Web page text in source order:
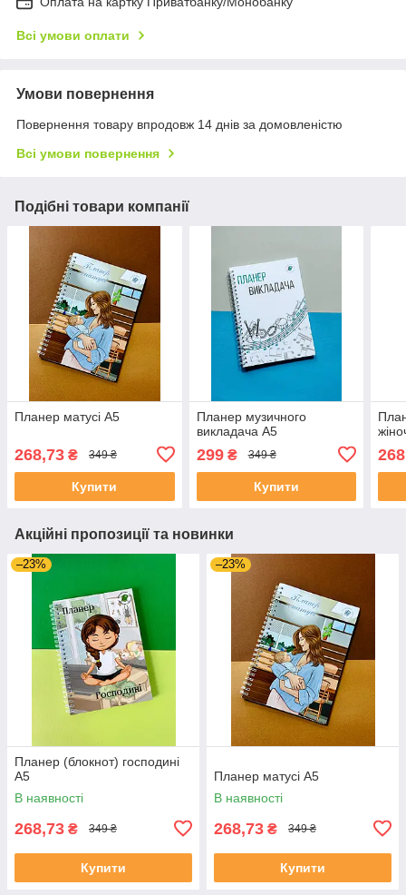
Всі умови оплати
Умови повернення
Повернення товару впродовж 14 днів за домовленістю
Всі умови повернення
Подібні товари компанії
Планер матусі А5
268,73 ₴ 349 ₴
Купити
Планер музичного
викладача А5
299₴ 349 ₴
Купити
Акційні пропозиції та новинки
–23%
Планер (блокнот) господині
А5
В наявності
268,73 ₴ 349 ₴
Купити
–23%
Планер матусі А5
В наявності
268,73 ₴ 349 ₴
Купити